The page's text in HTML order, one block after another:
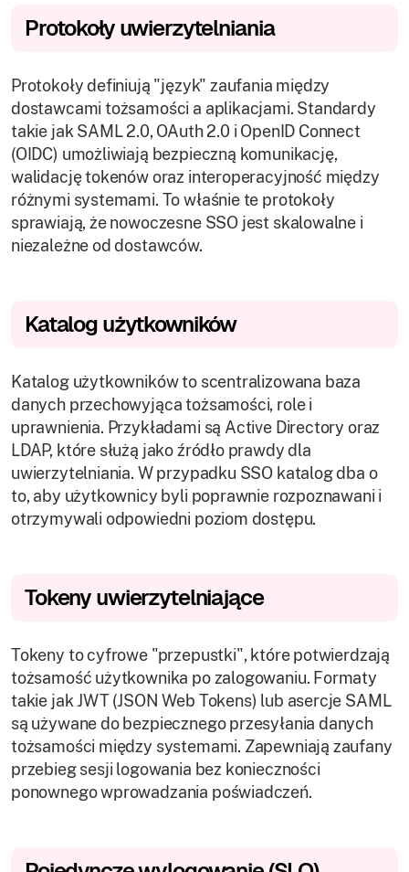
Protokoły uwierzytelniania
Protokoły definiują "język" zaufania między
dostawcami tożsamości a aplikacjami. Standardy
takie jak SAML 2.0, OAuth 2.0 i OpenID Connect
(OIDC) umożliwiają bezpieczną komunikację,
walidację tokenów oraz interoperacyjność między
różnymi systemami. To właśnie te protokoły
sprawiają, że nowoczesne SSO jest skalowalne i
niezależne od dostawców.
Katalog użytkowników
Katalog użytkowników to scentralizowana baza
danych przechowyjąca tożsamości, role i
uprawnienia. Przykładami są Active Directory oraz
LDAP, które służą jako źródło prawdy dla
uwierzytelniania. W przypadku SSO katalog dba o
to, aby użytkownicy byli poprawnie rozpoznawani i
otrzymywali odpowiedni poziom dostępu.
Tokeny uwierzytelniające
Tokeny to cyfrowe "przepustki", które potwierdzają
tożsamość użytkownika po zalogowaniu. Formaty
takie jak JWT (JSON Web Tokens) lub asercje SAML
są używane do bezpiecznego przesyłania danych
tożsamości między systemami. Zapewniają zaufany
przebieg sesji logowania bez konieczności
ponownego wprowadzania poświadczeń.